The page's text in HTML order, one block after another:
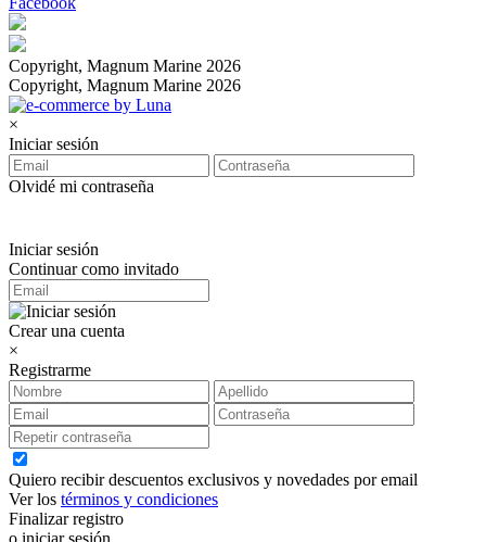
Copyright, Magnum Marine 2026
Copyright, Magnum Marine 2026
×
Iniciar sesión
Olvidé mi contraseña
Iniciar sesión
Continuar como invitado
Crear una cuenta
×
Registrarme
Quiero recibir descuentos exclusivos y novedades por email
Ver los términos y condiciones
Finalizar registro
o iniciar sesión